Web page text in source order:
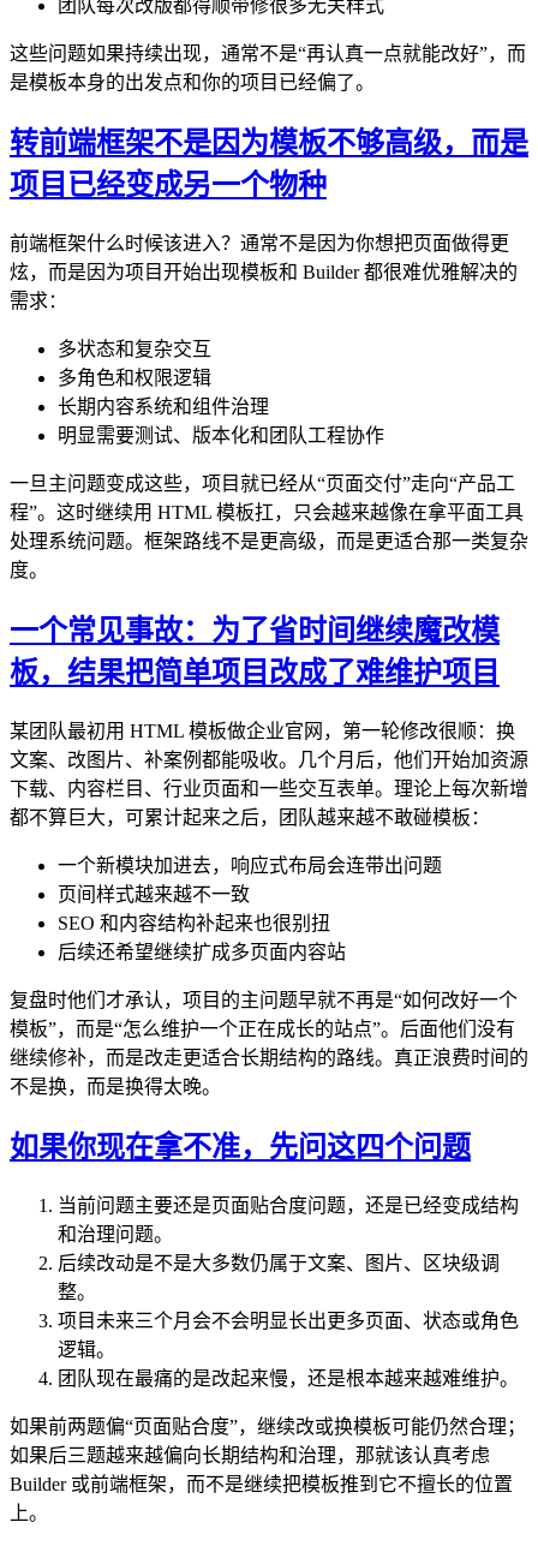
团队每次改版都得顺带修很多无关样式
这些问题如果持续出现，通常不是“再认真一点就能改好”，而
是模板本身的出发点和你的项目已经偏了。
转前端框架不是因为模板不够高级，而是
项目已经变成另一个物种
前端框架什么时候该进入？通常不是因为你想把页面做得更
炫，而是因为项目开始出现模板和 Builder 都很难优雅解决的
需求：
多状态和复杂交互
多角色和权限逻辑
长期内容系统和组件治理
明显需要测试、版本化和团队工程协作
一旦主问题变成这些，项目就已经从“页面交付”走向“产品工
程”。这时继续用 HTML 模板扛，只会越来越像在拿平面工具
处理系统问题。框架路线不是更高级，而是更适合那一类复杂
度。
一个常见事故：为了省时间继续魔改模
板，结果把简单项目改成了难维护项目
某团队最初用 HTML 模板做企业官网，第一轮修改很顺：换
文案、改图片、补案例都能吸收。几个月后，他们开始加资源
下载、内容栏目、行业页面和一些交互表单。理论上每次新增
都不算巨大，可累计起来之后，团队越来越不敢碰模板：
一个新模块加进去，响应式布局会连带出问题
页间样式越来越不一致
SEO 和内容结构补起来也很别扭
后续还希望继续扩成多页面内容站
复盘时他们才承认，项目的主问题早就不再是“如何改好一个
模板”，而是“怎么维护一个正在成长的站点”。后面他们没有
继续修补，而是改走更适合长期结构的路线。真正浪费时间的
不是换，而是换得太晚。
如果你现在拿不准，先问这四个问题
当前问题主要还是页面贴合度问题，还是已经变成结构
和治理问题。
后续改动是不是大多数仍属于文案、图片、区块级调
整。
项目未来三个月会不会明显长出更多页面、状态或角色
逻辑。
团队现在最痛的是改起来慢，还是根本越来越难维护。
如果前两题偏“页面贴合度”，继续改或换模板可能仍然合理；
如果后三题越来越偏向长期结构和治理，那就该认真考虑
Builder 或前端框架，而不是继续把模板推到它不擅长的位置
上。